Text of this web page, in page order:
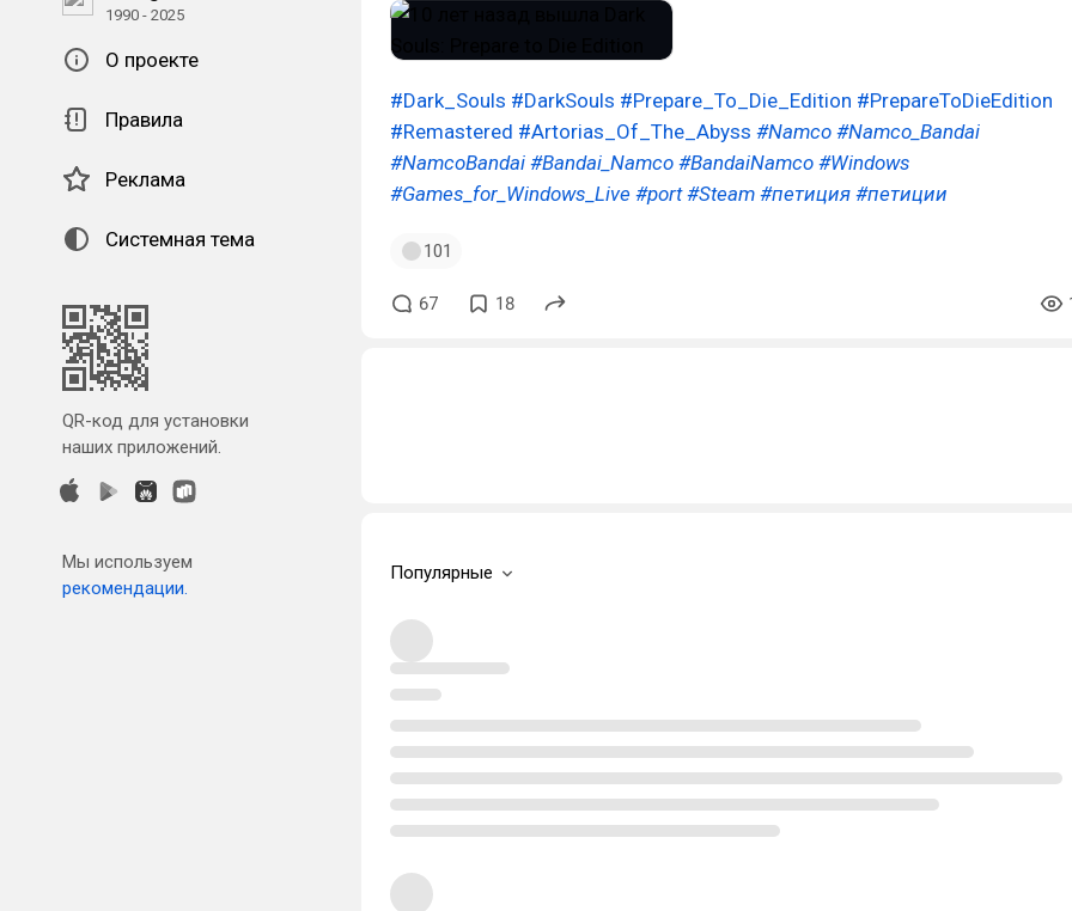
1990 - 2025
О проекте
Правила
Реклама
Системная тема
QR-код для установки
наших приложений.
Мы используем
рекомендации.
#Dark_Souls #DarkSouls #Prepare_To_Die_Edition #PrepareToDieEdition
#Remastered #Artorias_Of_The_Abyss #Namco #Namco_Bandai
#NamcoBandai #Bandai_Namco #BandaiNamco #Windows
#Games_for_Windows_Live #port #Steam #петиция #петиции
101
67 18
Популярные